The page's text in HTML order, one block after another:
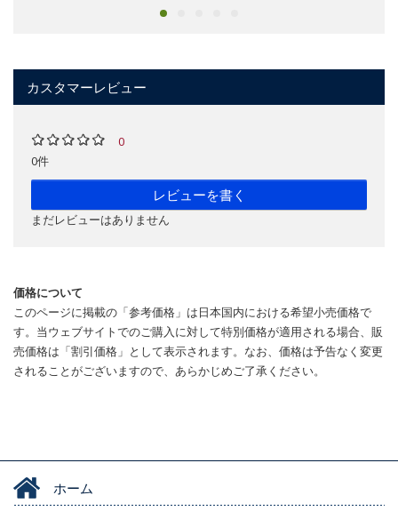
カスタマーレビュー
0
0件
レビューを書く
まだレビューはありません
価格について
このページに掲載の「参考価格」は日本国内における希望小売価格で
す。当ウェブサイトでのご購入に対して特別価格が適用される場合、販
売価格は「割引価格」として表示されます。なお、価格は予告なく変更
されることがございますので、あらかじめご了承ください。
ホーム